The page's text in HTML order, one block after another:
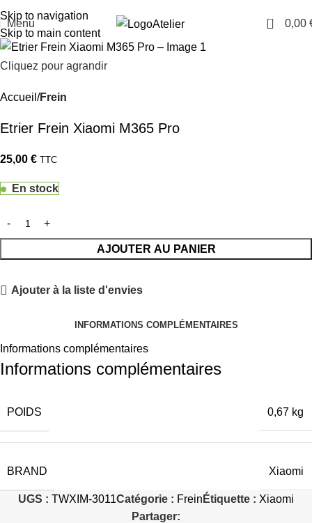
Skip to navigation
Skip to main content
Menu Atelier 0 0,00
Cliquez pour agrandir
Accueil Frein
Etrier Frein Xiaomi M365 Pro
25,00 € TTC
En stock
AJOUTER AU PANIER
Ajouter à la liste d'envies
INFORMATIONS COMPLÉMENTAIRES
Informations complémentaires
Informations complémentaires
POIDS 0,67 kg
BRAND Xiaomi
UGS : TWXIM-3011Catégorie : Frein Étiquette : Xiaomi
Partager: